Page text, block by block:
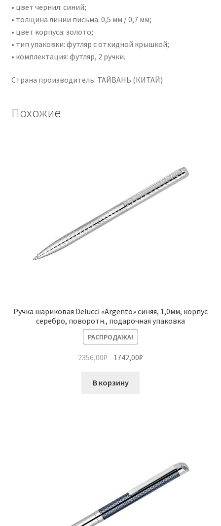
• цвет чернил: синий;
• толщина линии письма: 0,5 мм / 0,7 мм;
• цвет корпуса: золото;
• тип упаковки: футляр с откидной крышкой;
• комплектация: футляр, 2 ручки.
Страна производитель: ТАЙВАНЬ (КИТАЙ)
Похожие
Ручка шариковая Delucci «Argento» синяя, 1,0мм, корпус
серебро, поворотн., подарочная упаковка
РАСПРОДАЖА!
2356,00₽ Первоначальная
составляла
1742,00₽
В корзину